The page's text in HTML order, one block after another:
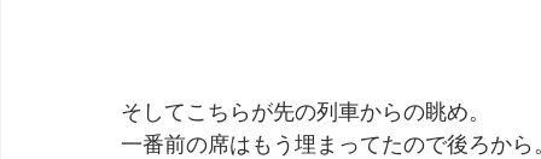
そしてこちらが先の列車からの眺め。
一番前の席はもう埋まってたので後ろから